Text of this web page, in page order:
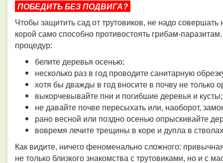
ПОБЕДИТЬ БЕЗ ПОДВИГА?
Чтобы защитить сад от трутовиков, не надо совершать
корой само способно противостоять грибам-
процедур:
белите деревья осенью;
несколько раз в год проводите санитарную
хотя бы дважды в год вносите в почву не только
выкорчевывайте пни и погибшие деревья и кусты;
не давайте почве пересыхать или, наоборот,
рано весной или поздно осенью опрыскивайте
вовремя лечите трещины в коре и дупла в
Как видите, ничего феноменально сложного:
не только близкого знакомства с трутовиками, но и с